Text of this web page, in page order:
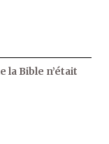
la Bible n’était